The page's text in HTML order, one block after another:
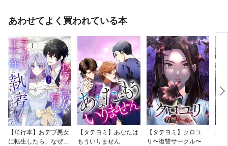
あわせてよく買われている本
【単行本】おデブ悪女
に転生したら、なぜか
【タテヨミ】あなたは
もういりません
【タテヨミ】クロユ
リ〜復讐サークル〜
バ